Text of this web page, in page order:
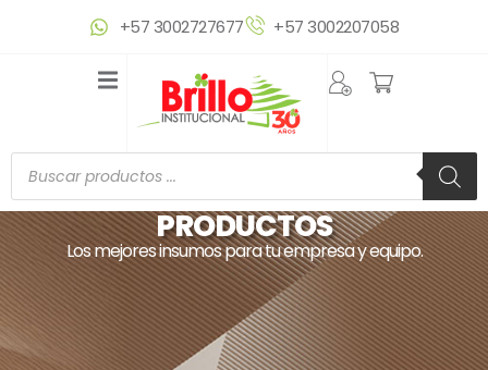
+57 3002727677 +57 3002207058
de
productos
PRODUCTOS
Los mejores insumos para tu empresa y equipo.